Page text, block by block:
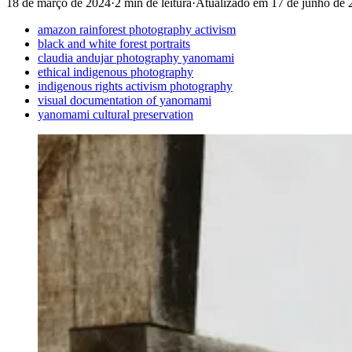
amazon rainforest photography activism
black and white forest portraits
claudia andujar photography yanomami
ethical indigenous photography
indigenous rights activism photography
visual documentation of yanomami
yanomami cultural preservation